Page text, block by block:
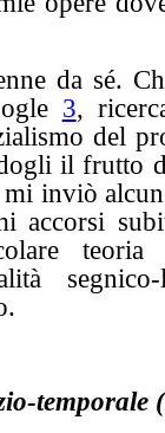
da sé.
3,
del
il frutto
inviò
accorsi
segnico-
temporale